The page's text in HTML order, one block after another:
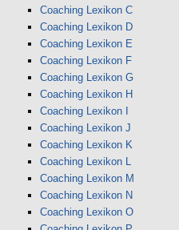
Coaching Lexikon C
Coaching Lexikon D
Coaching Lexikon E
Coaching Lexikon F
Coaching Lexikon G
Coaching Lexikon H
Coaching Lexikon I
Coaching Lexikon J
Coaching Lexikon K
Coaching Lexikon L
Coaching Lexikon M
Coaching Lexikon N
Coaching Lexikon O